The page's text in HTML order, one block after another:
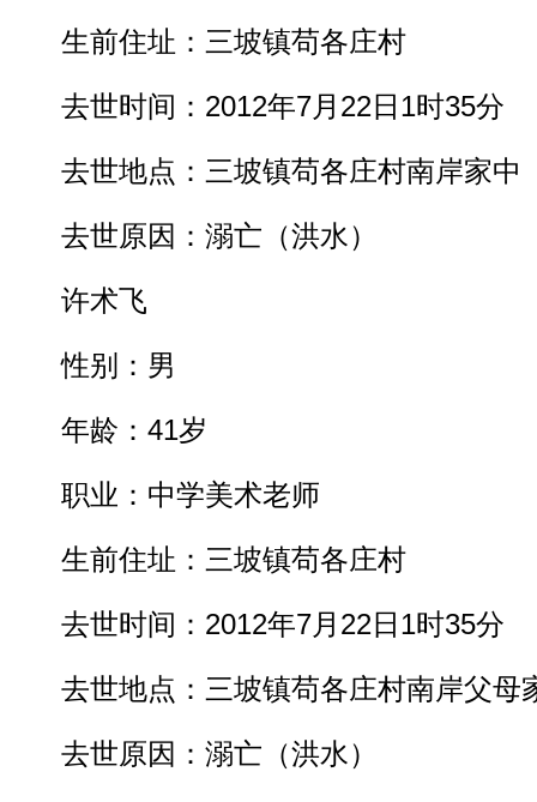
生前住址：三坡镇苟各庄村
去世时间：2012年7月22日1时35分
去世地点：三坡镇苟各庄村南岸家中
去世原因：溺亡（洪水）
许术飞
性别：男
年龄：41岁
职业：中学美术老师
生前住址：三坡镇苟各庄村
去世时间：2012年7月22日1时35分
去世地点：三坡镇苟各庄村南岸父母
去世原因：溺亡（洪水）